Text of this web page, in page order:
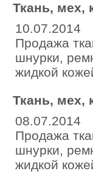
Ткань, мех,
10.07.2014
Продажа
шнурки,
жидкой
Ткань, мех,
08.07.2014
Продажа
шнурки,
жидкой